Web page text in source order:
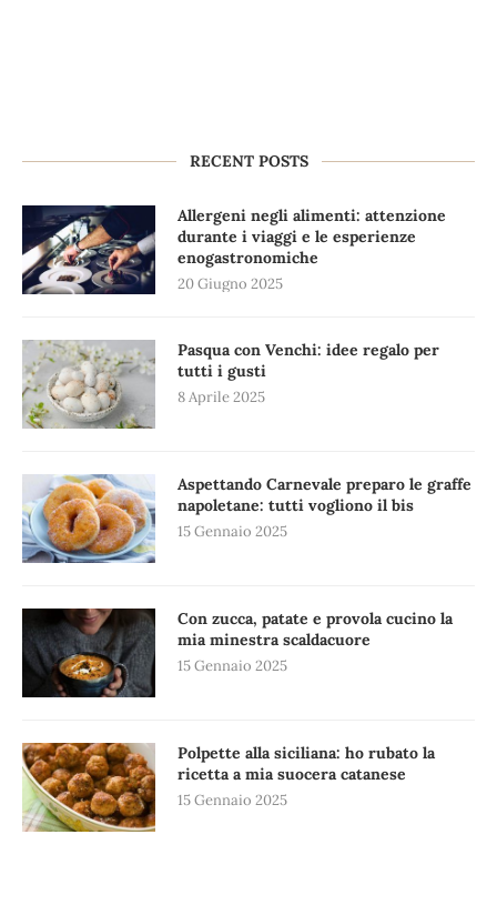
RECENT POSTS
Allergeni negli alimenti: attenzione
durante i viaggi e le esperienze
enogastronomiche
20 Giugno 2025
Pasqua con Venchi: idee regalo per
tutti i gusti
8 Aprile 2025
Aspettando Carnevale preparo le graffe
napoletane: tutti vogliono il bis
15 Gennaio 2025
Con zucca, patate e provola cucino la
mia minestra scaldacuore
15 Gennaio 2025
Polpette alla siciliana: ho rubato la
ricetta a mia suocera catanese
15 Gennaio 2025